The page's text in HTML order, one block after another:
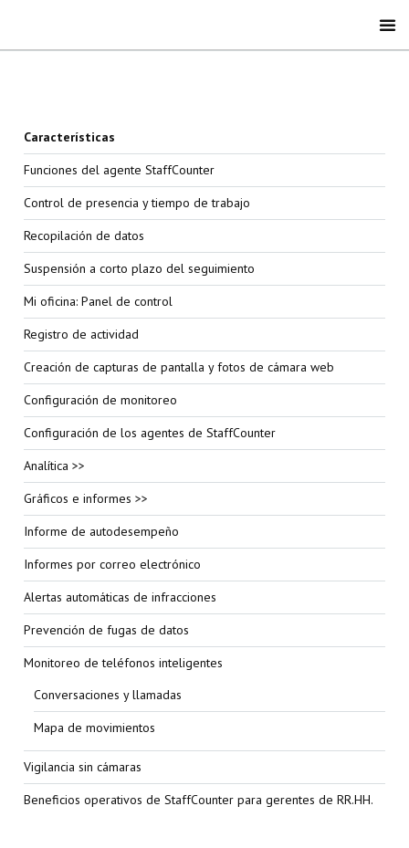
Características
Funciones del agente StaffCounter
Control de presencia y tiempo de trabajo
Recopilación de datos
Suspensión a corto plazo del seguimiento
Mi oficina: Panel de control
Registro de actividad
Creación de capturas de pantalla y fotos de cámara web
Configuración de monitoreo
Configuración de los agentes de StaffCounter
Analítica >>
Gráficos e informes >>
Informe de autodesempeño
Informes por correo electrónico
Alertas automáticas de infracciones
Prevención de fugas de datos
Monitoreo de teléfonos inteligentes
Conversaciones y llamadas
Mapa de movimientos
Vigilancia sin cámaras
Beneficios operativos de StaffCounter para gerentes de RR.HH.